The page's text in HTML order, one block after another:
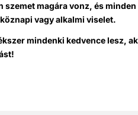
szemet magára vonz, és
vagy alkalmi viselet.
mindenki kedvence lesz,